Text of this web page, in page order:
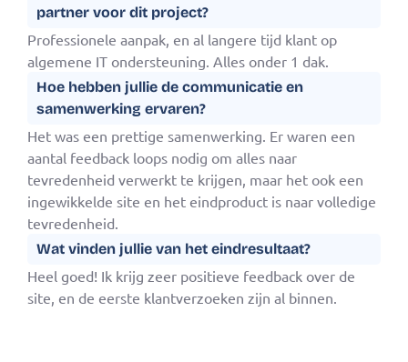
partner voor dit project?
Professionele aanpak, en al langere tijd klant op
algemene IT ondersteuning. Alles onder 1 dak.
Hoe hebben jullie de communicatie en
samenwerking ervaren?
Het was een prettige samenwerking. Er waren een
aantal feedback loops nodig om alles naar
tevredenheid verwerkt te krijgen, maar het ook een
ingewikkelde site en het eindproduct is naar volledige
tevredenheid.
Wat vinden jullie van het eindresultaat?
Heel goed! Ik krijg zeer positieve feedback over de
site, en de eerste klantverzoeken zijn al binnen.